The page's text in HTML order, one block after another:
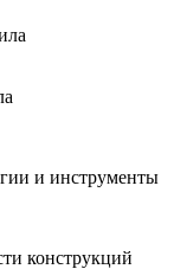
и инструменты
конструкций